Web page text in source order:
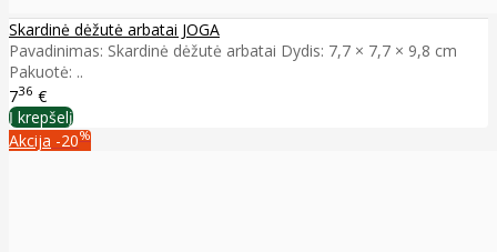
Skardinė dėžutė arbatai JOGA
Pavadinimas: Skardinė dėžutė arbatai Dydis: 7,7 × 7,7 × 9,8 cm
Pakuotė: ..
736 €
Į krepšelį
Akcija -20%